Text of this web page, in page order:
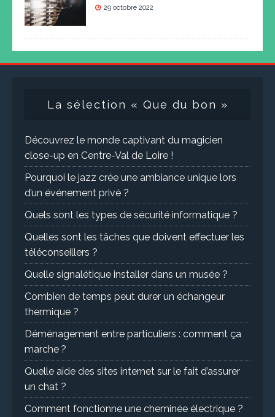
29 octobre 2022
La sélection « Que du bon »
Découvrez le monde captivant du magicien
close-up en Centre-Val de Loire !
Pourquoi le jazz crée une ambiance unique lors
d’un événement privé ?
Quels sont les types de sécurité informatique ?
Quelles sont les tâches que doivent effectuer les
téléconseillers ?
Quelle signalétique installer dans un musée ?
Combien de temps peut durer un échangeur
thermique ?
Déménagement entre particuliers : comment ça
marche ?
Quelle aide des sites internet sur le fait d’assurer
un chat ?
Comment fonctionne une cheminée électrique ?